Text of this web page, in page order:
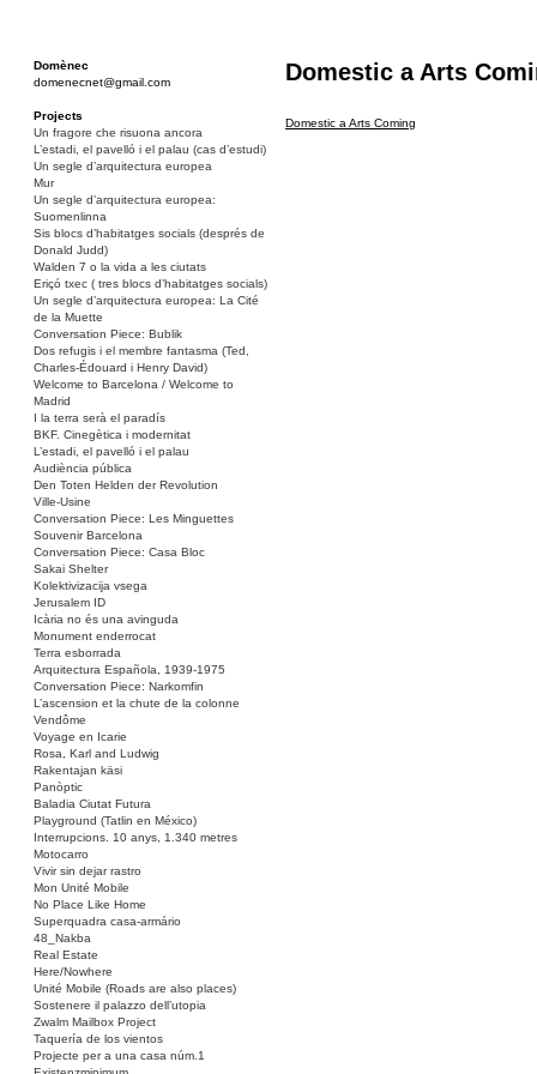
Domènec
domenecnet@gmail.com
Projects
Un fragore che risuona ancora
L’estadi, el pavelló i el palau (cas d’estudi)
Un segle d’arquitectura europea
Mur
Un segle d’arquitectura europea:
Suomenlinna
Sis blocs d’habitatges socials (després de
Donald Judd)
Walden 7 o la vida a les ciutats
Eriçó txec ( tres blocs d’habitatges socials)
Un segle d’arquitectura europea: La Cité
de la Muette
Conversation Piece: Bublik
Dos refugis i el membre fantasma (Ted,
Charles-Édouard i Henry David)
Welcome to Barcelona / Welcome to
Madrid
I la terra serà el paradís
BKF. Cinegètica i modernitat
L’estadi, el pavelló i el palau
Audiència pública
Den Toten Helden der Revolution
Ville-Usine
Conversation Piece: Les Minguettes
Souvenir Barcelona
Conversation Piece: Casa Bloc
Sakai Shelter
Kolektivizacija vsega
Jerusalem ID
Icària no és una avinguda
Monument enderrocat
Terra esborrada
Arquitectura Española, 1939-1975
Conversation Piece: Narkomfin
L’ascension et la chute de la colonne
Vendôme
Voyage en Icarie
Rosa, Karl and Ludwig
Rakentajan käsi
Panòptic
Baladia Ciutat Futura
Playground (Tatlin en México)
Interrupcions. 10 anys, 1.340 metres
Motocarro
Vivir sin dejar rastro
Mon Unité Mobile
No Place Like Home
Superquadra casa-armário
48_Nakba
Real Estate
Here/Nowhere
Unité Mobile (Roads are also places)
Sostenere il palazzo dell’utopia
Zwalm Mailbox Project
Taquería de los vientos
Projecte per a una casa núm.1
Domestic a Arts
Domestic a Arts Coming